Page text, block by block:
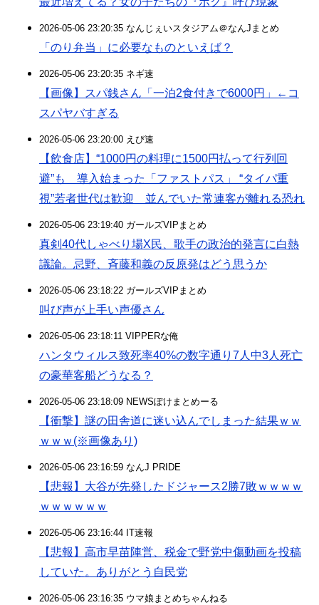
2026-05-06 23:20:35 なんじぇいスタジアム＠なんJまとめ
「のり弁当」に必要なものといえば？
2026-05-06 23:20:35 ネギ速
【画像】スパ銭さん「一泊2食付きで6000円」←コ
スパヤバすぎる
2026-05-06 23:20:00 えび速
【飲食店】“1000円の料理に1500円払って行列回
避”も 導入始まった「ファストパス」 “タイパ重
視”若者世代は歓迎 並んでいた常連客が離れる恐れ
2026-05-06 23:19:40 ガールズVIPまとめ
真剣40代しゃべり場X民、歌手の政治的発言に白熱
議論。忌野、斉藤和義の反原発はどう思うか
2026-05-06 23:18:22 ガールズVIPまとめ
叫び声が上手い声優さん
2026-05-06 23:18:11 VIPPERな俺
ハンタウィルス致死率40%の数字通り7人中3人死亡
の豪華客船どうなる？
2026-05-06 23:18:09 NEWSぽけまとめーる
【衝撃】謎の田舎道に迷い込んでしまった結果ｗｗ
ｗｗｗ(※画像あり)
2026-05-06 23:16:59 なんJ PRIDE
【悲報】大谷が先発したドジャース2勝7敗ｗｗｗｗ
ｗｗｗｗｗｗ
2026-05-06 23:16:44 IT速報
【悲報】高市早苗陣営、税金で野党中傷動画を投稿
していた。ありがとう自民党
2026-05-06 23:16:35 ウマ娘まとめちゃんねる